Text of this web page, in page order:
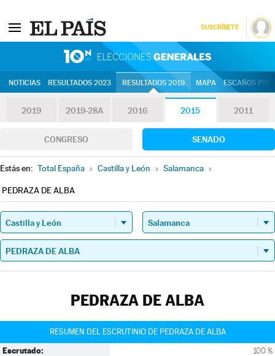
SUSCRÍBETE
NOTICIAS RESULTADOS 2023 RESULTADOS 2019 MAPA ESCAÑOS
2019 2019-28A 2016 2015 2011
CONGRESO SENADO
Estás en: Total España » Castilla y León » Salamanca »
PEDRAZA DE ALBA
PEDRAZA DE ALBA
RESUMEN DEL ESCRUTINIO DE PEDRAZA DE ALBA
Escrutado: 100 %